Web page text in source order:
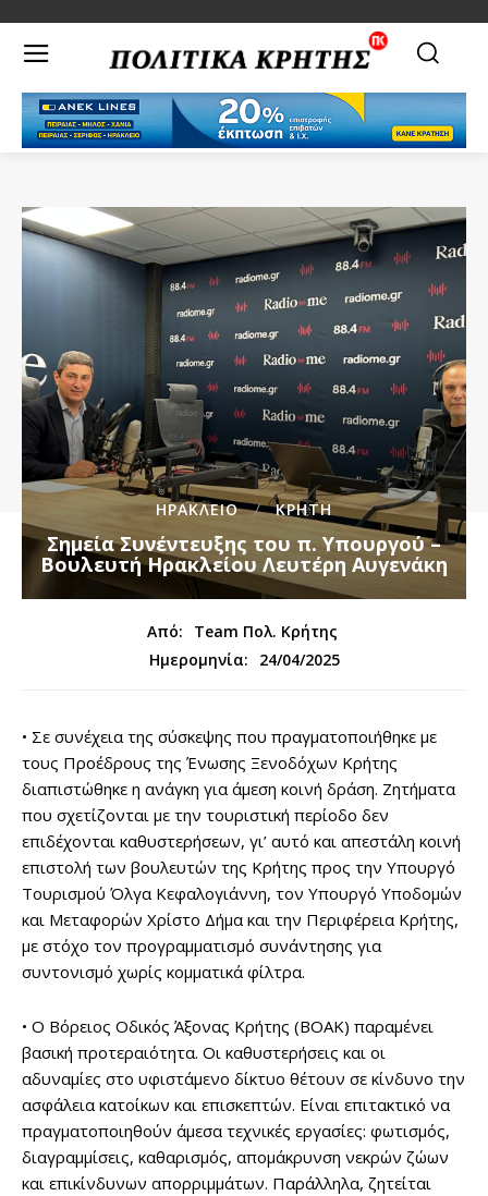
ΗΡΑΚΛΕΙΟ ΚΡΗΤΗ
Σημεία Συνέντευξης του π. Υπουργού –
Βουλευτή Ηρακλείου Λευτέρη Αυγενάκη
Από:
Team Πολ. Κρήτης
Ημερομηνία:
24/04/2025
• Σε συνέχεια της σύσκεψης που πραγματοποιήθηκε με
τους Προέδρους της Ένωσης Ξενοδόχων Κρήτης
διαπιστώθηκε η ανάγκη για άμεση κοινή δράση. Ζητήματα
που σχετίζονται με την τουριστική περίοδο δεν
επιδέχονται καθυστερήσεων, γι’ αυτό και απεστάλη κοινή
επιστολή των βουλευτών της Κρήτης προς την Υπουργό
Τουρισμού Όλγα Κεφαλογιάννη, τον Υπουργό Υποδομών
και Μεταφορών Χρίστο Δήμα και την Περιφέρεια Κρήτης,
με στόχο τον προγραμματισμό συνάντησης για
συντονισμό χωρίς κομματικά φίλτρα.
• Ο Βόρειος Οδικός Άξονας Κρήτης (ΒΟΑΚ) παραμένει
βασική προτεραιότητα. Οι καθυστερήσεις και οι
αδυναμίες στο υφιστάμενο δίκτυο θέτουν σε κίνδυνο την
ασφάλεια κατοίκων και επισκεπτών. Είναι επιτακτικό να
πραγματοποιηθούν άμεσα τεχνικές εργασίες: φωτισμός,
διαγραμμίσεις, καθαρισμός, απομάκρυνση νεκρών ζώων
και επικίνδυνων απορριμμάτων. Παράλληλα, ζητείται